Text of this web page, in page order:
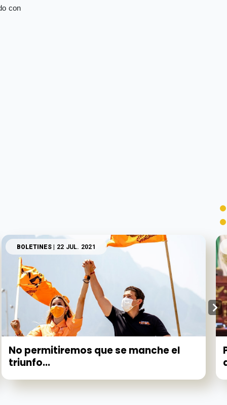
con
BOLETINES | 22 JUL. 2021
No permitiremos que se manche el
triunfo...